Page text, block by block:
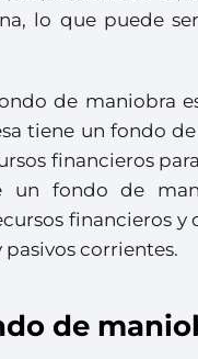
lo que puede
de maniobra
tiene un fondo
financieros
un fondo de
financieros
corrientes.
de